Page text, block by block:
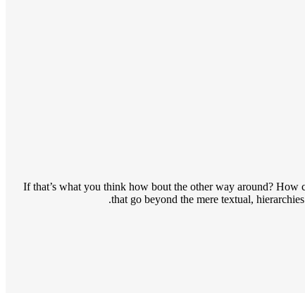
If that’s what you think how bout the other way around? How
that go beyond the mere textual,